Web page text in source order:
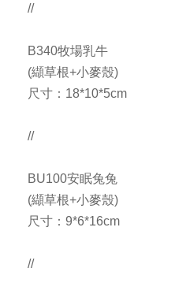
//
B340牧場乳牛
(纈草根+小麥殼)
尺寸：18*10*5cm
//
BU100安眠兔兔
(纈草根+小麥殼)
尺寸：9*6*16cm
//